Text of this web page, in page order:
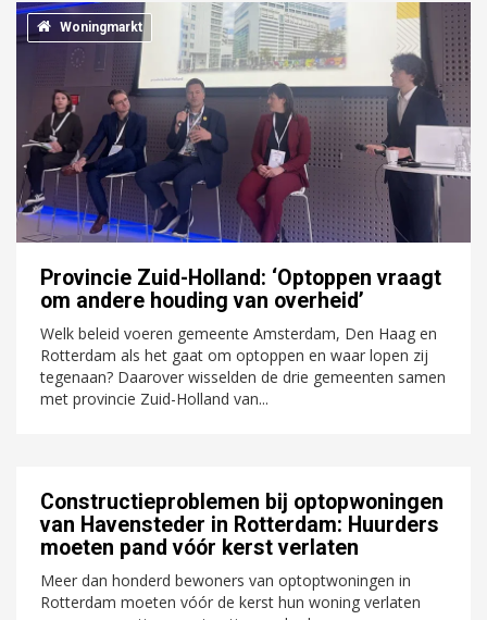
Woningmarkt
Provincie Zuid-Holland: ‘Optoppen vraagt
om andere houding van overheid’
Welk beleid voeren gemeente Amsterdam, Den Haag en
Rotterdam als het gaat om optoppen en waar lopen zij
tegenaan? Daarover wisselden de drie gemeenten samen
met provincie Zuid-Holland van...
Constructieproblemen bij optopwoningen
van Havensteder in Rotterdam: Huurders
moeten pand vóór kerst verlaten
Meer dan honderd bewoners van optoptwoningen in
Rotterdam moeten vóór de kerst hun woning verlaten